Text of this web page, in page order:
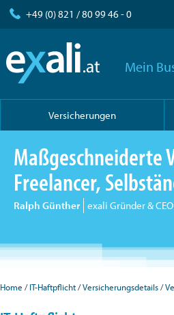
+49 (0) 821 / 80 99 46 - 0
Mein
Versicherungen
Maßgeschneiderte
Freelancer,
Ralph Günther exali Gründer & CEO
Home IT-Haftpflicht Versicherungsdetails